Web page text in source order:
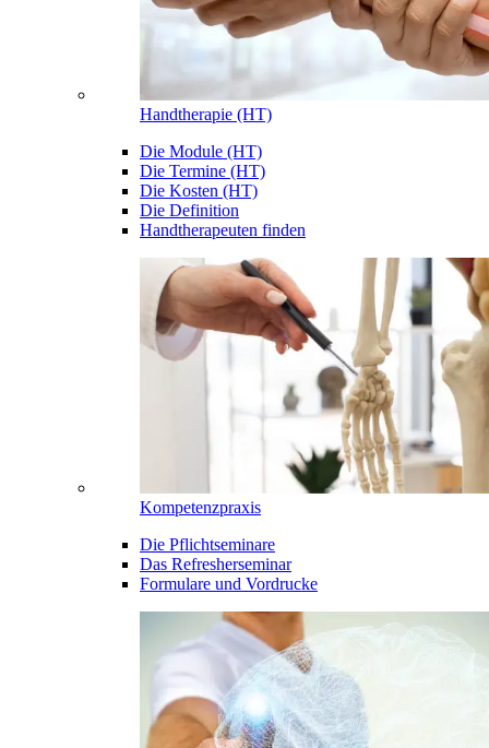
Handtherapie (HT)
Die Module (HT)
Die Termine (HT)
Die Kosten (HT)
Die Definition
Handtherapeuten finden
Kompetenzpraxis
Die Pflichtseminare
Das Refresherseminar
Formulare und Vordrucke